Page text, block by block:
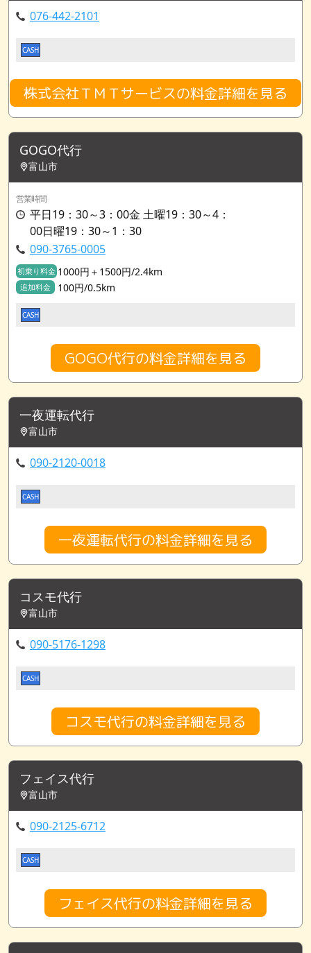
076-442-2101
CASH
株式会社ＴＭＴサービスの料金詳細を見る
GOGO代行
富山市
営業時間
平日19：30～3：00金 土曜19：30～4：
00日曜19：30～1：30
090-3765-0005
初乗り料金 1000円＋1500円/2.4km
追加料金 100円/0.5km
CASH
GOGO代行の料金詳細を見る
一夜運転代行
富山市
090-2120-0018
CASH
一夜運転代行の料金詳細を見る
コスモ代行
富山市
090-5176-1298
CASH
コスモ代行の料金詳細を見る
フェイス代行
富山市
090-2125-6712
CASH
フェイス代行の料金詳細を見る